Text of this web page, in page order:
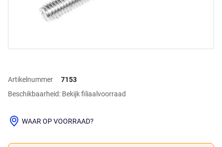
Artikelnummer
7153
Beschikbaarheid: Bekijk filiaalvoorraad
WAAR OP VOORRAAD?